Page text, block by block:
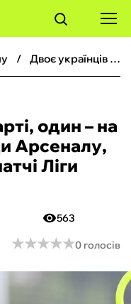
Двоє українців в старті, один – на лаві: стартові склади Арсеналу, Бенфіки і Реалу на матчі Ліги чемпіонів
один – на
Арсеналу,
Ліги
563
★★★★★
★★★★★0 голосів